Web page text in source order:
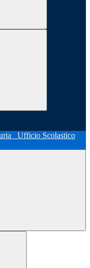
Ufficio Scolastico